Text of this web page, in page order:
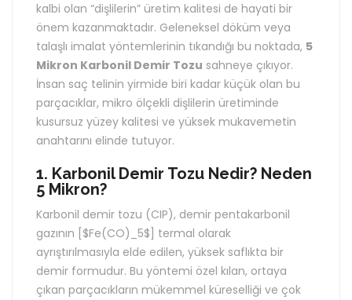
kalbi olan “dişlilerin” üretim kalitesi de hayati bir
önem kazanmaktadır. Geleneksel döküm veya
talaşlı imalat yöntemlerinin tıkandığı bu noktada, 5
Mikron Karbonil Demir Tozu sahneye çıkıyor.
İnsan saç telinin yirmide biri kadar küçük olan bu
parçacıklar, mikro ölçekli dişlilerin üretiminde
kusursuz yüzey kalitesi ve yüksek mukavemetin
anahtarını elinde tutuyor.
1. Karbonil Demir Tozu Nedir? Neden
5 Mikron?
Karbonil demir tozu (CIP), demir pentakarbonil
gazının [$Fe(CO)_5$] termal olarak
ayrıştırılmasıyla elde edilen, yüksek saflıkta bir
demir formudur. Bu yöntemi özel kılan, ortaya
çıkan parçacıkların mükemmel küreselliği ve çok